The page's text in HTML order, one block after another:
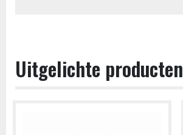
Uitgelichte producten